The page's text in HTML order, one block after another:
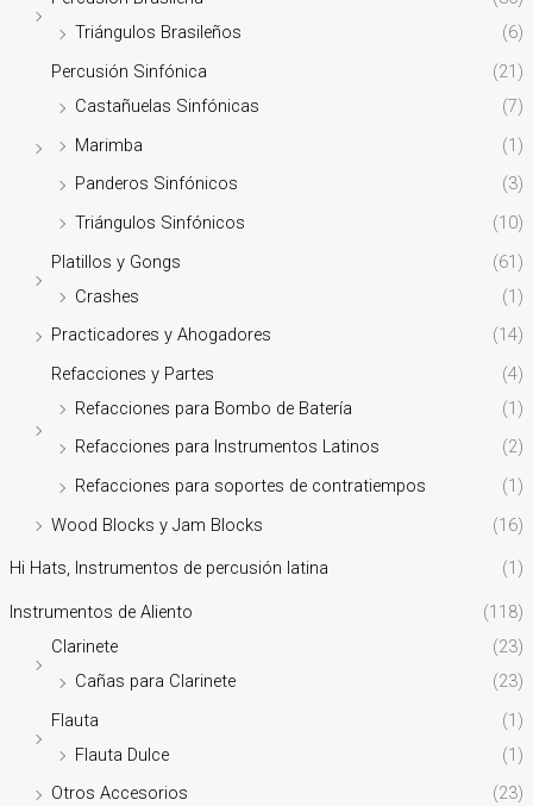
Triángulos Brasileños
(6)
Percusión Sinfónica
(21)
Castañuelas Sinfónicas
(7)
Marimba
(1)
Panderos Sinfónicos
(3)
Triángulos Sinfónicos
(10)
Platillos y Gongs
(61)
Crashes
(1)
Practicadores y Ahogadores
(14)
Refacciones y Partes
(4)
Refacciones para Bombo de Batería
(1)
Refacciones para Instrumentos Latinos
(2)
Refacciones para soportes de contratiempos
(1)
Wood Blocks y Jam Blocks
(16)
Hi Hats, Instrumentos de percusión latina (1)
Instrumentos de Aliento
(118)
Clarinete
(23)
Cañas para Clarinete
(23)
Flauta
(1)
Flauta Dulce
(1)
Otros Accesorios
(23)